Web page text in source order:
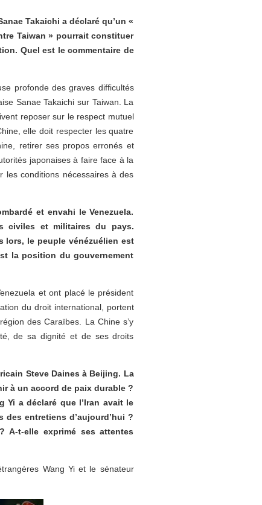
Takaichi a déclaré qu’un «
Taiwan » pourrait constituer
Quel est le commentaire de
profonde des graves difficultés
Sanae Takaichi sur Taiwan. La
reposer sur le respect mutuel
elle doit respecter les quatre
retirer ses propos erronés et
japonaises à faire face à la
conditions nécessaires à des
et envahi le Venezuela.
civiles et militaires du pays.
lors, le peuple vénézuélien est
la position du gouvernement
et ont placé le président
du droit international, portent
des Caraïbes. La Chine s’y
de sa dignité et de ses droits
Steve Daines à Beijing. La
à un accord de paix durable ?
Yi a déclaré que l’Iran avait le
entretiens d’aujourd’hui ?
A-t-elle exprimé ses attentes
Wang Yi et le sénateur